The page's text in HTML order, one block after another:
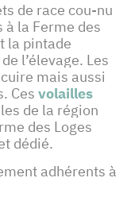
de race cou-nu
à la Ferme des
la pintade
l’élevage. Les
mais aussi
Ces volailles
de la région
des Loges
dédié.
adhérents à